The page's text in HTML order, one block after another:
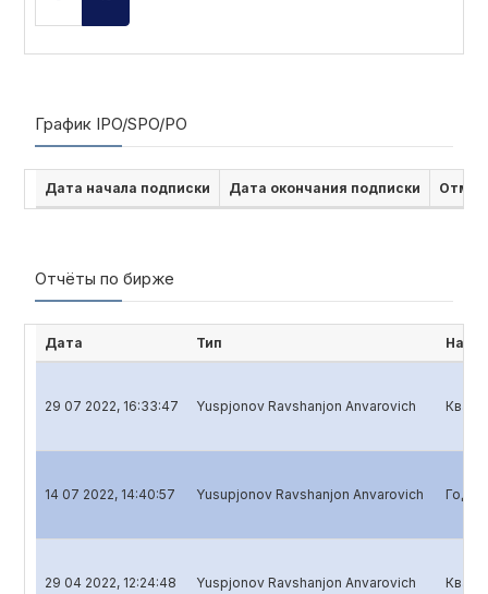
График IPO/SPO/PO
Дата начала подписки Дата окончания подписки
Отчёты по бирже
Дата Тип
29 07 2022, 16:33:47 Yuspjonov Ravshanjon Anvarovich
14 07 2022, 14:40:57 Yusupjonov Ravshanjon Anvarovich
29 04 2022, 12:24:48 Yuspjonov Ravshanjon Anvarovich